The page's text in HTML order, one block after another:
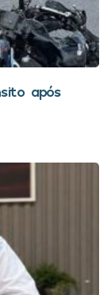
após